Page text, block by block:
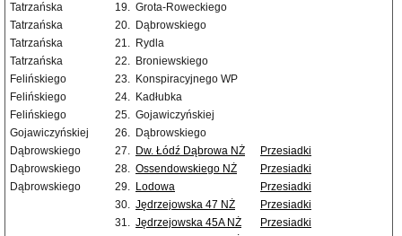
Tatrzańska
19. Grota-Roweckiego
Tatrzańska
20. Dąbrowskiego
Tatrzańska
21. Rydla
Tatrzańska
22. Broniewskiego
Felińskiego
23. Konspiracyjnego WP
Felińskiego
24. Kadłubka
Felińskiego
25. Gojawiczyńskiej
Gojawiczyńskiej
26. Dąbrowskiego
Dąbrowskiego
27. Dw. Łódź Dąbrowa NŻ
Przesiadki
Dąbrowskiego
28. Ossendowskiego NŻ
Przesiadki
Dąbrowskiego
29. Lodowa
Przesiadki
30. Jędrzejowska 47 NŻ
Przesiadki
31. Jędrzejowska 45A NŻ
Przesiadki